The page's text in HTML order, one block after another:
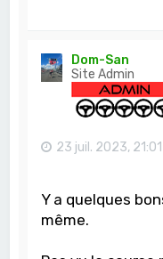
Dom-San
Site Admin
23 juil. 2023, 21:01
Y a quelques
même.